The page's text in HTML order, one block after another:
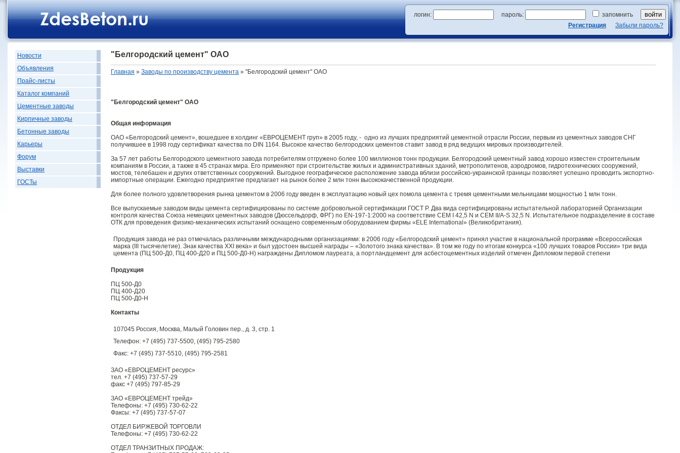
логин: пароль:
запомнить
Регистрация
Забыли пароль?
Новости
Объявления
Прайс-листы
Каталог компаний
Цементные заводы
Кирпичные заводы
Бетонные заводы
Карьеры
Форум
Выставки
ГОСТы
"Белгородский цемент" ОАО
Главная » Заводы по производству цемента » "Белгородский цемент" ОАО
"Белгородский цемент" ОАО
Общая информация
ОАО «Белгородский цемент», вошедшее в холдинг «ЕВРОЦЕМЕНТ груп» в 2005 году, - одно из лучших предприятий цементной отрасли России, первым из цементных заводов СНГ
получившее в 1998 году сертификат качества по DIN 1164. Высокое качество белгородских цементов ставит завод в ряд ведущих мировых производителей.
За 57 лет работы Белгородского цементного завода потребителям отгружено более 100 миллионов тонн продукции. Белгородский цементный завод хорошо известен строительным
компаниям в России, а также в 45 странах мира. Его применяют при строительстве жилых и административных зданий, метрополитенов, аэродромов, гидротехнических сооружений,
мостов, телебашен и других ответственных сооружений. Выгодное географическое расположение завода вблизи российско-украинской границы позволяет успешно проводить экспортно-
импортные операции. Ежегодно предприятие предлагает на рынок более 2 млн тонн высококачественной продукции.
Для более полного удовлетворения рынка цементом в 2006 году введен в эксплуатацию новый цех помола цемента с тремя цементными мельницами мощностью 1 млн тонн.
Все выпускаемые заводом виды цемента сертифицированы по системе добровольной сертификации ГОСТ Р. Два вида сертифицированы испытательной лабораторией Организации
контроля качества Союза немецких цементных заводов (Дюссельдорф, ФРГ) по EN-197-1:2000 на соответствие СEM I 42,5 N и CEM II/A-S 32,5 N. Испытательное подразделение в составе
ОТК для проведения физико-механических испытаний оснащено современным оборудованием фирмы «ELE International» (Великобритания).
Продукция завода не раз отмечалась различными международными организациями: в 2006 году «Белгородский цемент» принял участие в национальной программе «Всероссийская
марка (III тысячелетие). Знак качества XXI века» и был удостоен высшей награды – «Золотого знака качества». В том же году по итогам конкурса «100 лучших товаров России» три вида
цемента (ПЦ 500-Д0, ПЦ 400-Д20 и ПЦ 500-Д0-Н) награждены Дипломом лауреата, а портландцемент для асбестоцементных изделий отмечен Дипломом первой степени
Продукция
ПЦ 500-Д0
ПЦ 400-Д20
ПЦ 500-Д0-Н
Контакты
107045 Россия, Москва, Малый Головин пер., д. 3, стр. 1
Телефон: +7 (495) 737-5500, (495) 795-2580
Факс: +7 (495) 737-5510, (495) 795-2581
ЗАО «ЕВРОЦЕМЕНТ ресурс»
тел. +7 (495) 737-57-29
факс +7 (495) 797-85-29
ЗАО «ЕВРОЦЕМЕНТ трейд»
Телефоны: +7 (495) 730-62-22
Факсы: +7 (495) 737-57-07
ОТДЕЛ БИРЖЕВОЙ ТОРГОВЛИ
Телефоны: +7 (495) 730-62-22
ОТДЕЛ ТРАНЗИТНЫХ ПРОДАЖ: